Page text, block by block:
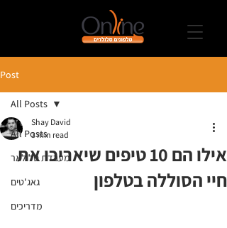
Post
All Posts
מעבדת סלולאר
גאג'טים
מדריכים
All Posts
אילו הם 10 טיפים שיאריכו את
חיי הסוללה בטלפון
Shay David
3 min read